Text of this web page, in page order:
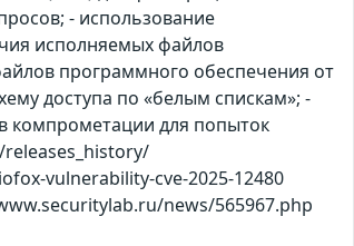
- использование
исполняемых файлов
программного обеспечения от
доступа по «белым спискам»; -
компрометации для попыток
vulnerability-cve-2025-12480
news/565967.php